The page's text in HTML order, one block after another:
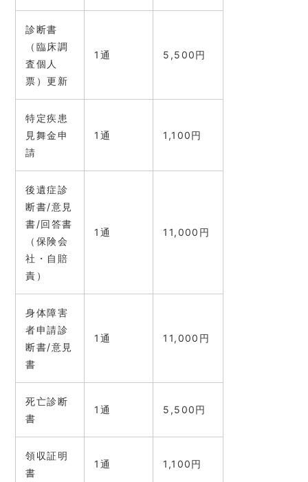
診断書
（臨床調
査個人
票）更新
1通 5,500円
特定疾患
見舞金申
請
1通 1,100円
後遺症診
断書/意見
書/回答書
（保険会
社・自賠
責）
1通 11,000円
身体障害
者申請診
断書/意見
書
1通 11,000円
死亡診断
書
1通 5,500円
領収証明
書
1通 1,100円